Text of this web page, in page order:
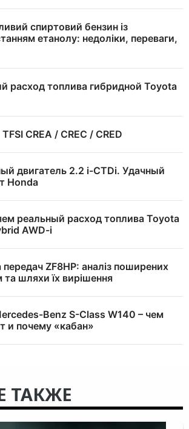
спиртовий бензин із
етанолу: недоліки, переваги,
расход топлива гибридной Toyota
CREA / CREC / CRED
двигатель 2.2 i-CTDi. Удачный
Honda
реальный расход топлива Toyota
AWD-i
ZF8HP: аналіз поширених
шляхи їх вирішення
Benz S-Class W140 – чем
и почему «кабан»
ТАКЖЕ